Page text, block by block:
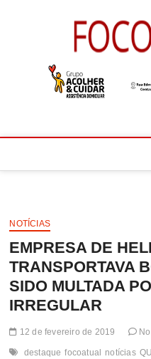
NOTÍCIAS
EMPRESA DE
TRANSPORTAVA
SIDO MULTADA
IRREGULAR
12 de fevereiro de 2019 No
destaque focoatual notícias